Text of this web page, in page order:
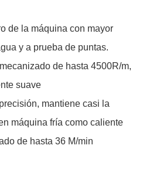
de la máquina con mayor
y a prueba de puntas.
de hasta 4500R/m,
suave
mantiene casi la
máquina fría como caliente
de hasta 36 M/min